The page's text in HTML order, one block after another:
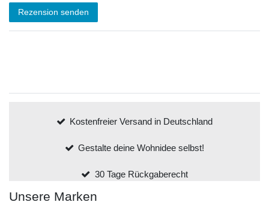
Rezension senden
Kostenfreier Versand in Deutschland
Gestalte deine Wohnidee selbst!
30 Tage Rückgaberecht
Unsere Marken